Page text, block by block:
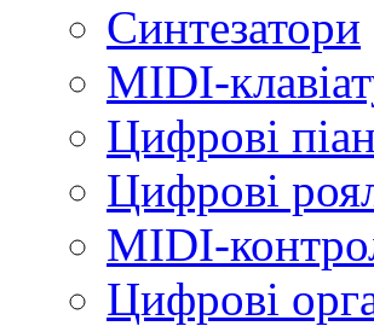
Синтезатори
MIDI-
Цифрові
Цифрові
MIDI-
Цифрові